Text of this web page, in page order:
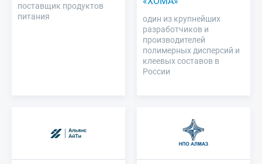
поставщик продуктов
питания
один из крупнейших
разработчиков и
производителей
полимерных дисперсий и
клеевых составов в
России